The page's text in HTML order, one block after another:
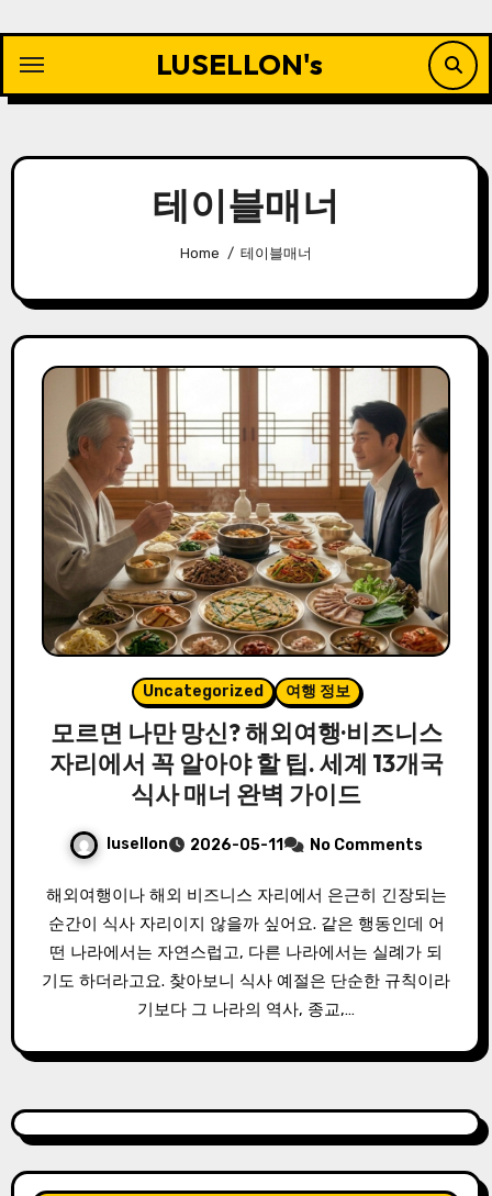
content
LUSELLON's
테이블매너
Home 테이블매너
Uncategorized 여행 정보
모르면 나만 망신? 해외여행·비즈니스
자리에서 꼭 알아야 할 팁. 세계 13개국
식사 매너 완벽 가이드
lusellon 2026-05-11 No Comments
해외여행이나 해외 비즈니스 자리에서 은근히 긴장되는
순간이 식사 자리이지 않을까 싶어요. 같은 행동인데 어
떤 나라에서는 자연스럽고, 다른 나라에서는 실례가 되
기도 하더라고요. 찾아보니 식사 예절은 단순한 규칙이라
기보다 그 나라의 역사, 종교,…